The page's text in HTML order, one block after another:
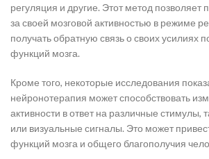
регуляция и другие. Этот метод позволяет
за своей мозговой активностью в режиме
получать обратную связь о своих усилиях
функций мозга.
Кроме того, некоторые исследования
нейронотерапия может способствовать
активности в ответ на различные стимулы,
или визуальные сигналы. Это может
функций мозга и общего благополучия